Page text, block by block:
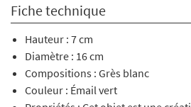
Fiche technique
Hauteur : 7 cm
Diamètre : 16 cm
Compositions : Grès blanc
Couleur : Émail vert